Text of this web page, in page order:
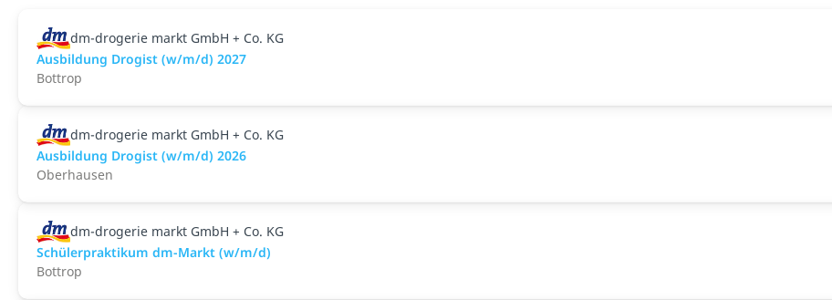
dm-drogerie markt GmbH + Co. KG
Ausbildung Drogist (w/m/d) 2027
Bottrop
dm-drogerie markt GmbH + Co. KG
Ausbildung Drogist (w/m/d) 2026
Oberhausen
dm-drogerie markt GmbH + Co. KG
Schülerpraktikum dm-Markt (w/m/d)
Bottrop